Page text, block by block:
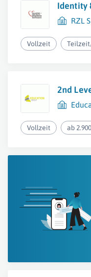
Identity
RZL
Vollzeit
2nd
Vollzeit ab